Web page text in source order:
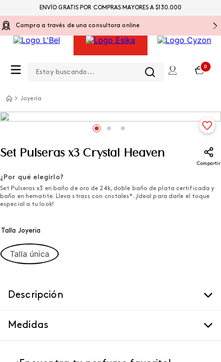
Compra a través de una consultora online
0
ENVÍO GRATIS POR COMPRAS MAYORES A $130.000
Joyería
Set Pulseras x3 Crystal Heaven
Compartir
¿Por qué elegirlo?
Set Pulseras x3 en baño de oro de 24k, doble baño de plata certificada y
baño en hematite. Lleva strass con cristales*. ¡Ideal para darle el toque
especial a tu look!
Talla Joyeria
Talla única
Descripción
Medidas